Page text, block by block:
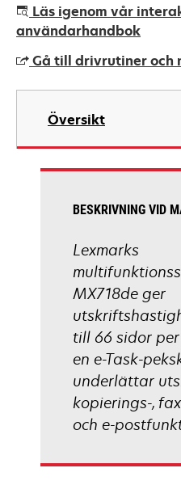
opens
in
new
tab
Läs igenom vår
användarhandbok
Gå till drivrutiner och
opens
new
Översikt
BESKRIVNING VID
Lexmarks
MX718de ger
till 66 sidor
en e-Task-
underlättar
kopierings-,
och e-